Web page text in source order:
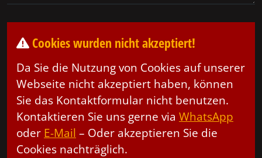
Cookies wurden nicht akzeptiert!
Da Sie die Nutzung von Cookies auf unserer
Webseite nicht akzeptiert haben, können
Sie das Kontaktformular nicht benutzen.
Kontaktieren Sie uns gerne via WhatsApp
oder E-Mail – Oder akzeptieren Sie die
Cookies nachträglich.